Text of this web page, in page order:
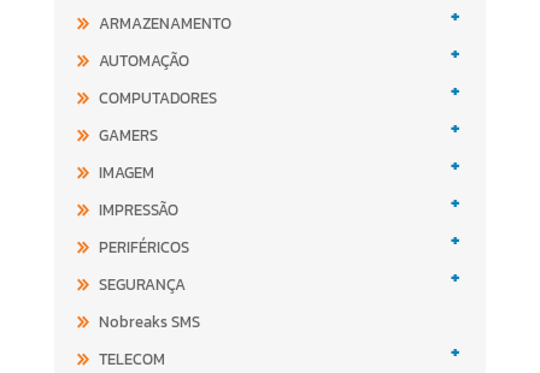
ARMAZENAMENTO
+
AUTOMAÇÃO +
COMPUTADORES +
GAMERS +
IMAGEM +
IMPRESSÃO +
PERIFÉRICOS +
SEGURANÇA +
Nobreaks SMS
TELECOM
+